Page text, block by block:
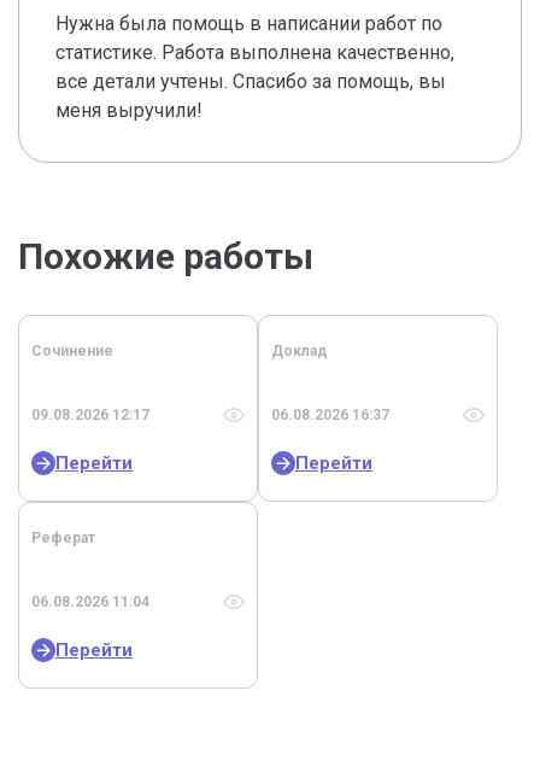
Нужна была помощь в написании работ по
статистике. Работа выполнена качественно,
все детали учтены. Спасибо за помощь, вы
меня выручили!
Похожие работы
Сочинение
09.08.2026 12:17
Перейти
Доклад
06.08.2026 16:37
Перейти
Реферат
06.08.2026 11:04
Перейти